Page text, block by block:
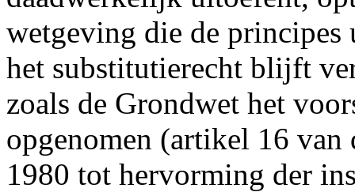
wetgeving die de
het substitutierecht blijft
zoals de Grondwet het
opgenomen (artikel 16 van
1980 tot hervorming der